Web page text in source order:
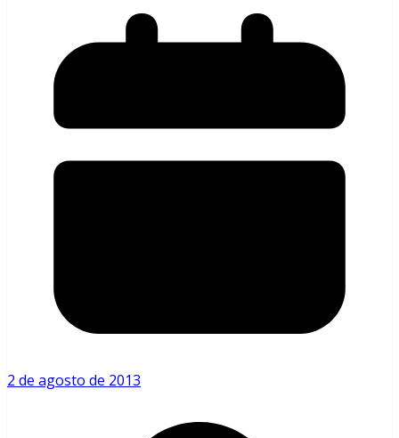
2 de agosto de 2013